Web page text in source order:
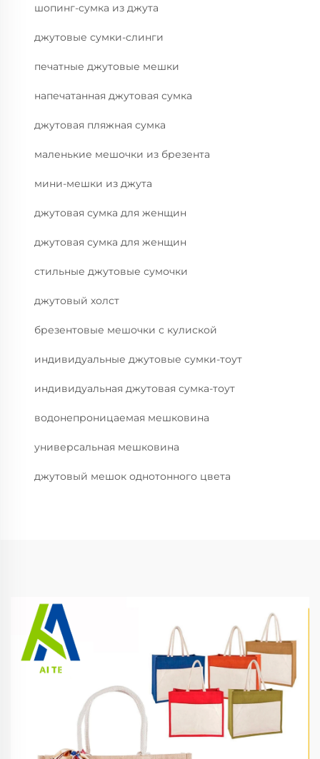
шопинг-сумка из джута
джутовые сумки-слинги
печатные джутовые мешки
напечатанная джутовая сумка
джутовая пляжная сумка
маленькие мешочки из брезента
мини-мешки из джута
джутовая сумка для женщин
джутовая сумка для женщин
стильные джутовые сумочки
джутовый холст
брезентовые мешочки с кулиской
индивидуальные джутовые сумки-тоут
индивидуальная джутовая сумка-тоут
водонепроницаемая мешковина
универсальная мешковина
джутовый мешок однотонного цвета